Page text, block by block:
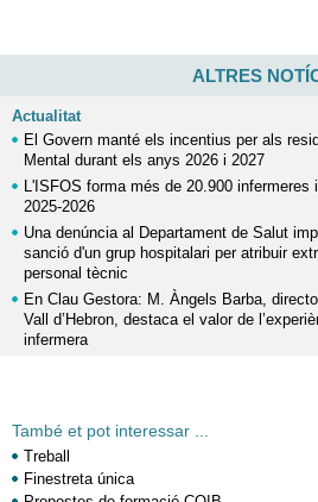
ALTRES
Actualitat
El Govern manté els incentius per als
Mental durant els anys 2026 i 2027
L'ISFOS forma més de 20.900 infermeres
2025-2026
Una denúncia al Departament de Salut
sanció d'un grup hospitalari per atribuir
personal tècnic
En Clau Gestora: M. Àngels Barba,
Vall d’Hebron, destaca el valor de
infermera
També et pot interessar ...
Treball
Finestreta única